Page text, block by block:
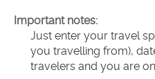
Important notes:
Just enter your travel
you travelling from),
travelers and you are on